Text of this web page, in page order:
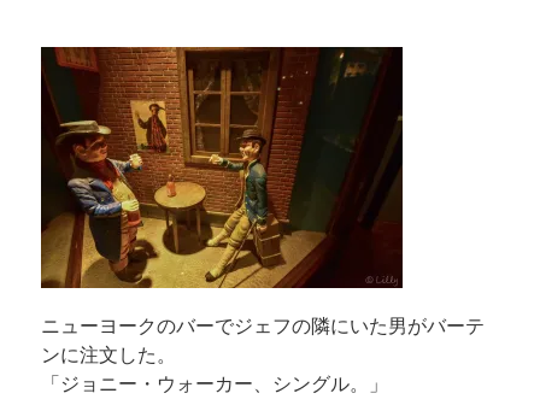
ニューヨークのバーでジェフの隣にいた男がバーテ
ンに注文した。
「ジョニー・ウォーカー、シングル。」